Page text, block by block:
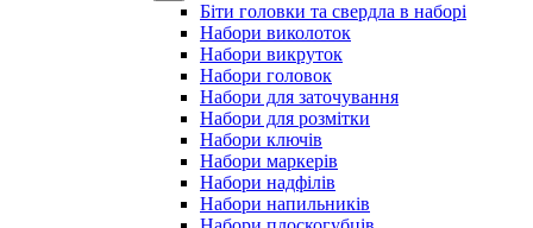
Біти головки та свердла в наборі
Набори виколоток
Набори викруток
Набори головок
Набори для заточування
Набори для розмітки
Набори ключів
Набори маркерів
Набори надфілів
Набори напильників